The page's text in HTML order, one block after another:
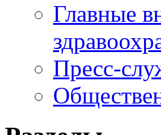
Главные
Пресс-